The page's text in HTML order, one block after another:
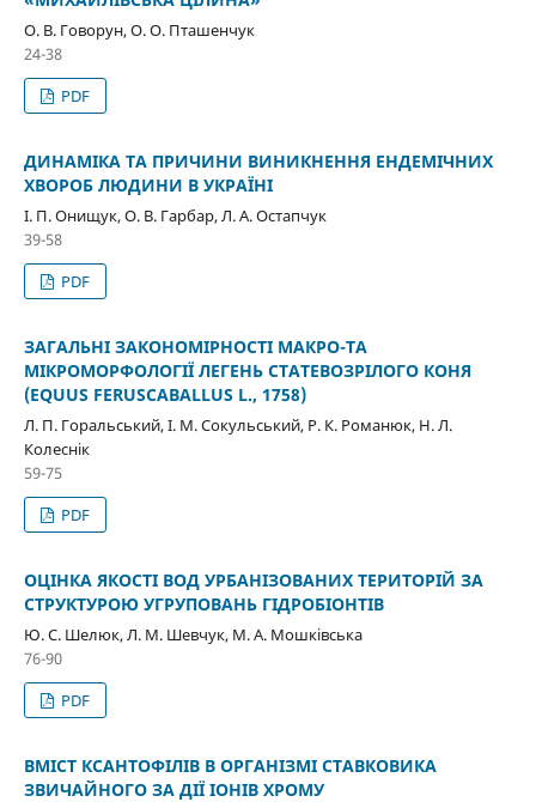
О. В. Говорун, О. О. Пташенчук
24-38
PDF
ДИНАМІКА ТА ПРИЧИНИ ВИНИКНЕННЯ ЕНДЕМІЧНИХ
ХВОРОБ ЛЮДИНИ В УКРАЇНІ
І. П. Онищук, О. В. Гарбар, Л. А. Остапчук
39-58
PDF
ЗАГАЛЬНІ ЗАКОНОМІРНОСТІ МАКРО-ТА
МІКРОМОРФОЛОГІЇ ЛЕГЕНЬ СТАТЕВОЗРІЛОГО КОНЯ
(EQUUS FERUSCABALLUS L., 1758)
Л. П. Горальський, І. М. Сокульський, Р. К. Романюк, Н. Л.
Колеснік
59-75
PDF
ОЦІНКА ЯКОСТІ ВОД УРБАНІЗОВАНИХ ТЕРИТОРІЙ ЗА
СТРУКТУРОЮ УГРУПОВАНЬ ГІДРОБІОНТІВ
Ю. С. Шелюк, Л. М. Шевчук, М. А. Мошківська
76-90
PDF
ВМІСТ КСАНТОФІЛІВ В ОРГАНІЗМІ СТАВКОВИКА
ЗВИЧАЙНОГО ЗА ДІЇ ІОНІВ ХРОМУ